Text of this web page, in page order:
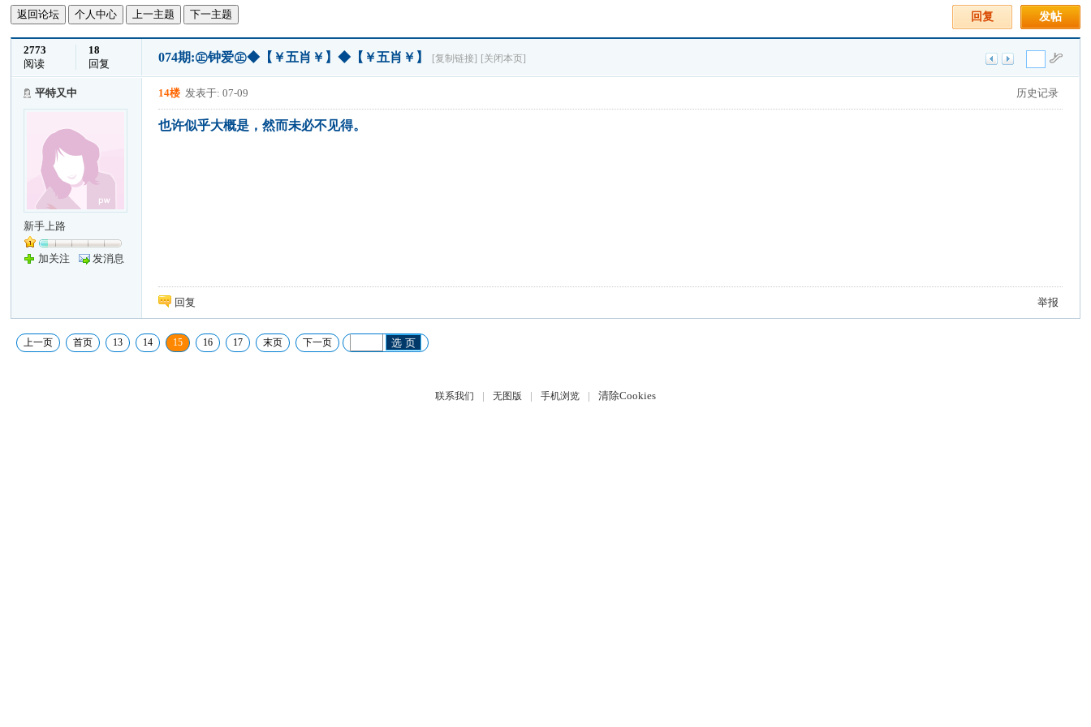
返回论坛 个人中心 上一主题 下一主题 发帖
回复
2773
阅读
18
回复
074期:㊣钟爱㊣◆【￥五肖￥】◆【￥五肖￥】 [复制链接] [关闭本页]
平特又中
新手上路
加关注 发消息
历史记录
14楼 发表于: 07-09
也许似乎大概是，然而未必不见得。
回复 举报
上一页 首页 13 14 15 16 17 末页 下一页 选 页
联系我们 | 无图版 | 手机浏览 | 清除Cookies